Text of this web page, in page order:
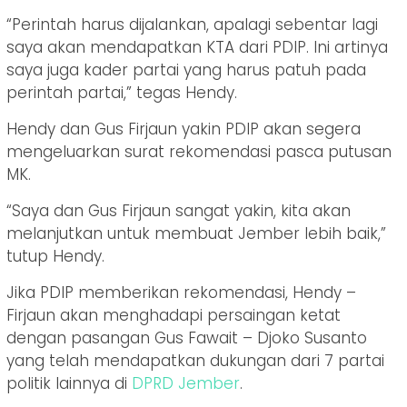
“Perintah harus dijalankan, apalagi sebentar lagi
saya akan mendapatkan KTA dari PDIP. Ini artinya
saya juga kader partai yang harus patuh pada
perintah partai,” tegas Hendy.
Hendy dan Gus Firjaun yakin PDIP akan segera
mengeluarkan surat rekomendasi pasca putusan
MK.
“Saya dan Gus Firjaun sangat yakin, kita akan
melanjutkan untuk membuat Jember lebih baik,”
tutup Hendy.
Jika PDIP memberikan rekomendasi, Hendy –
Firjaun akan menghadapi persaingan ketat
dengan pasangan Gus Fawait – Djoko Susanto
yang telah mendapatkan dukungan dari 7 partai
politik lainnya di DPRD Jember.